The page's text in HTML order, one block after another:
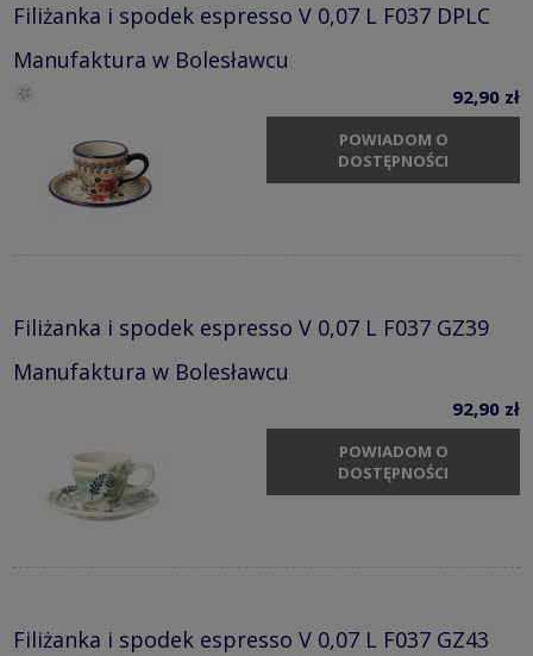
Filiżanka i spodek espresso V 0,07 L F037 DPLC
Manufaktura w Bolesławcu
92,90 zł
POWIADOM O
DOSTĘPNOŚCI
Filiżanka i spodek espresso V 0,07 L F037 GZ39
Manufaktura w Bolesławcu
92,90 zł
POWIADOM O
DOSTĘPNOŚCI
Filiżanka i spodek espresso V 0,07 L F037 GZ43